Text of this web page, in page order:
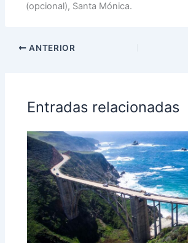
(opcional), Santa Mónica.
ANTERIOR
Entradas relacionadas